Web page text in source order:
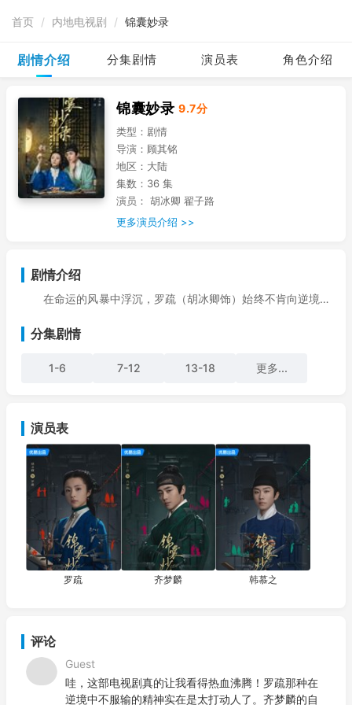
首页 / 内地电视剧 / 锦囊妙录
剧情介绍 分集剧情 演员表 角色介绍
锦囊妙录 9.7分
类型： 剧情
导演： 顾其铭
地区： 大陆
集数： 36 集
演员： 胡冰卿 翟子路
更多演员介绍 >>
剧情介绍
在命运的风暴中浮沉，罗疏（胡冰卿饰）始终不肯向逆境低
路饰）则是风华正茂、意气风发的江湖游侠，怀揣一颗自由不羁
场机缘巧合的相遇而携手同行，从此并肩探案，踏上了一段充满
奈。然而
分集剧情
1-6 7-12 13-18 更多...
演员表
罗疏 齐梦麟 韩慕之
评论
Guest
哇，这部电视剧真的让我看得热血沸腾！罗疏那种在
逆境中不服输的精神实在是太打动人了。齐梦麟的自